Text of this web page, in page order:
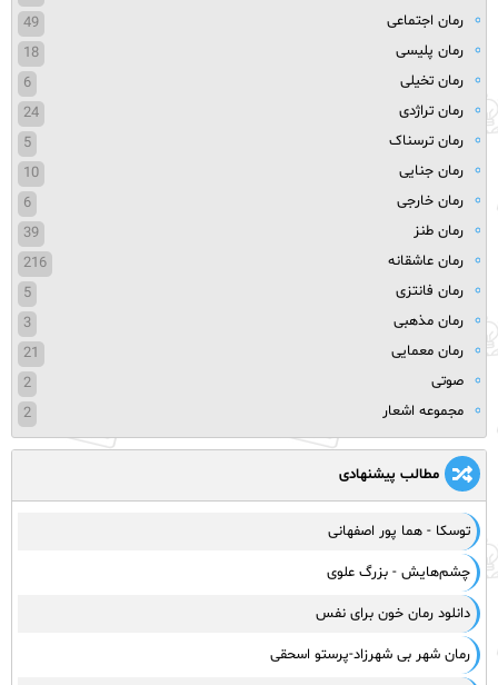
رمان اجتماعی
49
رمان پلیسی
18
رمان تخیلی
6
رمان تراژدی
24
رمان ترسناک
5
رمان جنایی
10
رمان خارجی
6
رمان طنز
39
رمان عاشقانه
216
رمان فانتزی
5
رمان مذهبی
3
رمان معمایی
21
صوتی
2
مجموعه اشعار
2
مطالب پیشنهادی
توسکا - هما پور اصفهانی
چشم‌هایش - بزرگ علوی
دانلود رمان خون برای نفس
رمان شهر بی شهرزاد-پرستو اسحقی